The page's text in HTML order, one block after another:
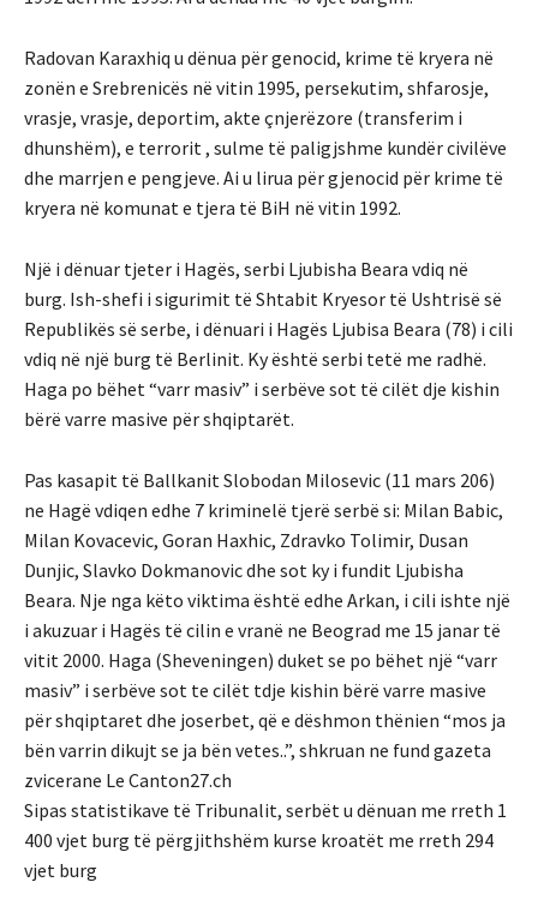
Radovan Karaxhiq u dënua për genocid, krime të kryera në
zonën e Srebrenicës në vitin 1995, persekutim, shfarosje,
vrasje, vrasje, deportim, akte çnjerëzore (transferim i
dhunshëm), e terrorit , sulme të paligjshme kundër civilëve
dhe marrjen e pengjeve. Ai u lirua për gjenocid për krime të
kryera në komunat e tjera të BiH në vitin 1992.
Një i dënuar tjeter i Hagës, serbi Ljubisha Beara vdiq në
burg. Ish-shefi i sigurimit të Shtabit Kryesor të Ushtrisë së
Republikës së serbe, i dënuari i Hagës Ljubisa Beara (78) i cili
vdiq në një burg të Berlinit. Ky është serbi tetë me radhë.
Haga po bëhet “varr masiv” i serbëve sot të cilët dje kishin
bërë varre masive për shqiptarët.
Pas kasapit të Ballkanit Slobodan Milosevic (11 mars 206)
ne Hagë vdiqen edhe 7 kriminelë tjerë serbë si: Milan Babic,
Milan Kovacevic, Goran Haxhic, Zdravko Tolimir, Dusan
Dunjic, Slavko Dokmanovic dhe sot ky i fundit Ljubisha
Beara. Nje nga këto viktima është edhe Arkan, i cili ishte një
i akuzuar i Hagës të cilin e vranë ne Beograd me 15 janar të
vitit 2000. Haga (Sheveningen) duket se po bëhet një “varr
masiv” i serbëve sot te cilët tdje kishin bërë varre masive
për shqiptaret dhe joserbet, që e dëshmon thënien “mos ja
bën varrin dikujt se ja bën vetes..”, shkruan ne fund gazeta
zvicerane Le Canton27.ch
Sipas statistikave të Tribunalit, serbët u dënuan me rreth 1
400 vjet burg të përgjithshëm kurse kroatët me rreth 294
vjet burg